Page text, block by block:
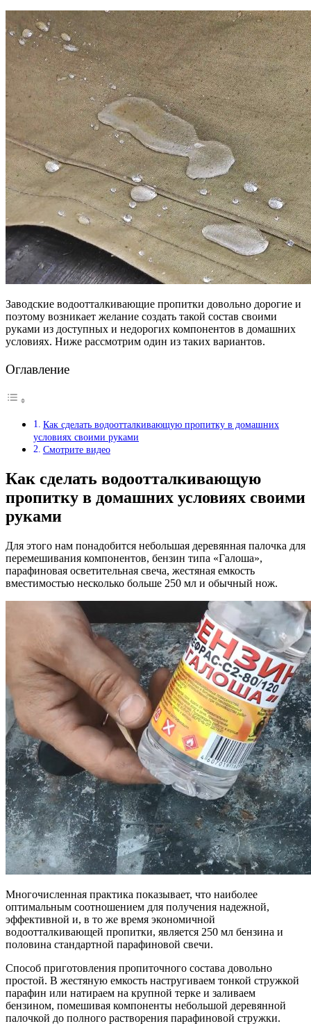
Заводские водоотталкивающие пропитки довольно дорогие и
поэтому возникает желание создать такой состав своими
руками из доступных и недорогих компонентов в домашних
условиях. Ниже рассмотрим один из таких вариантов.
Оглавление
Как сделать водоотталкивающую пропитку в домашних
условиях своими руками
Смотрите видео
Как сделать водоотталкивающую
пропитку в домашних условиях своими
руками
Для этого нам понадобится небольшая деревянная палочка для
перемешивания компонентов, бензин типа «Галоша»,
парафиновая осветительная свеча, жестяная емкость
вместимостью несколько больше 250 мл и обычный нож.
Многочисленная практика показывает, что наиболее
оптимальным соотношением для получения надежной,
эффективной и, в то же время экономичной
водоотталкивающей пропитки, является 250 мл бензина и
половина стандартной парафиновой свечи.
Способ приготовления пропиточного состава довольно
простой. В жестяную емкость настругиваем тонкой стружкой
парафин или натираем на крупной терке и заливаем
бензином, помешивая компоненты небольшой деревянной
палочкой до полного растворения парафиновой стружки.